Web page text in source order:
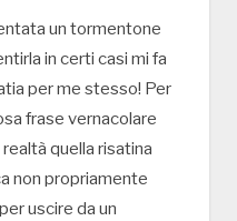
un tormentone
in certi casi mi fa
per me stesso! Per
frase vernacolare
quella risatina
non propriamente
uscire da un